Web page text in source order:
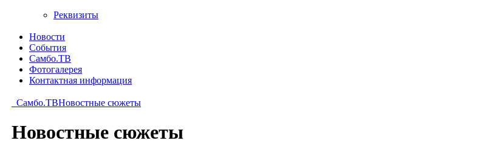
Реквизиты
Новости
События
Самбо.ТВ
Фотогалерея
Контактная информация
Самбо.ТВНовостные сюжеты
Новостные сюжеты